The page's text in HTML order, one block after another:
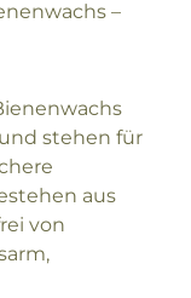
–
stehen für
aus
von